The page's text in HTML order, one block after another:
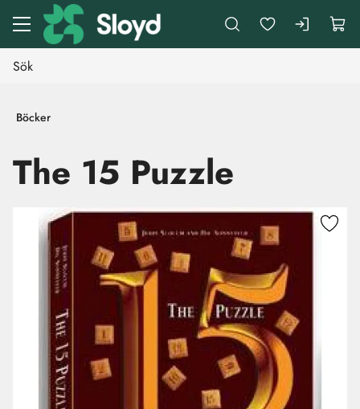
Gå till huvudinnehåll
Böcker
The 15 Puzzle
Hoppa över bilder